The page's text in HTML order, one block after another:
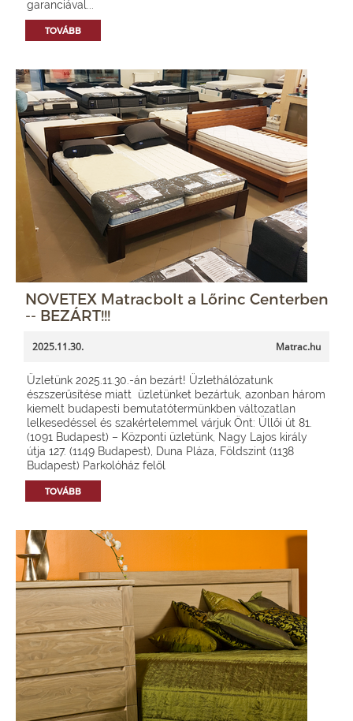
garanciával...
TOVÁBB
NOVETEX Matracbolt a Lőrinc Centerben
-- BEZÁRT!!!
2025.11.30. Matrac.hu
Üzletünk 2025.11.30.-án bezárt! Üzlethálózatunk
észszerűsítése miatt üzletünket bezártuk, azonban három
kiemelt budapesti bemutatótermünkben változatlan
lelkesedéssel és szakértelemmel várjuk Önt: Üllői út 81.
(1091 Budapest) – Központi üzletünk, Nagy Lajos király
útja 127. (1149 Budapest), Duna Pláza, Földszint (1138
Budapest) Parkolóház felől
TOVÁBB